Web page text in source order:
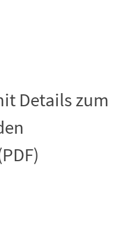
Details zum